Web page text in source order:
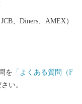
、Diners、AMEX）
を 「よくある質問（F
い。